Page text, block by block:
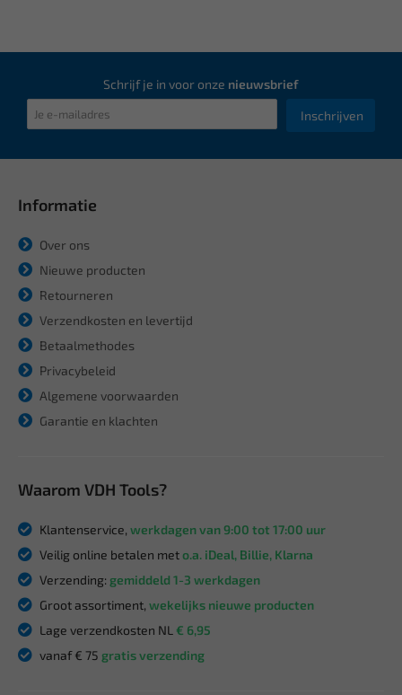
Schrijf je in voor onze nieuwsbrief
Inschrijven
Informatie
Over ons
Nieuwe producten
Retourneren
Verzendkosten en levertijd
Betaalmethodes
Privacybeleid
Algemene voorwaarden
Garantie en klachten
Waarom VDH Tools?
Klantenservice, werkdagen van 9:00 tot 17:00 uur
Veilig online betalen meto.a. iDeal, Billie, Klarna
Verzending: gemiddeld 1-3 werkdagen
Groot assortiment, wekelijks nieuwe producten
Lage verzendkosten NL € 6,95
vanaf € 75 gratis verzending